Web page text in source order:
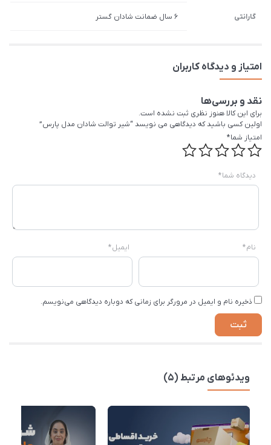
گارانتی 6 سال ضمانت شادان گستر
امتیاز و دیدگاه کاربران
نقد و بررسی‌ها
برای این کالا هنوز نظری ثبت نشده است.
اولین کسی باشید که دیدگاهی می نویسد “شیر توالت شادان مدل پارس”
امتیاز شما*
دیدگاه شما*
نام* ایمیل*
ذخیره نام و ایمیل در مرورگر برای زمانی که دوباره دیدگاهی می‌نویسم.
ویدئوهای مرتبط (5)